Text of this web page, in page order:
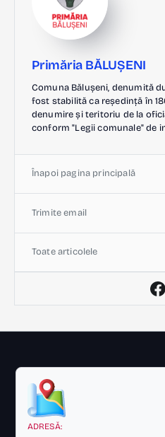
Primăria BĂLUȘENI
Comuna Bălușeni, denumită
fost stabilită ca reședință în
denumire și teritoriu de la
conform "Legii comunale" de
Înapoi pagina principală
Trimite email
Toate articolele
ADRESĂ: